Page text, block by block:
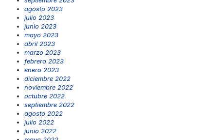
agosto 2023
julio 2023
junio 2023
mayo 2023
abril 2023
marzo 2023
febrero 2023
enero 2023
diciembre 2022
noviembre 2022
octubre 2022
septiembre 2022
agosto 2022
julio 2022
junio 2022